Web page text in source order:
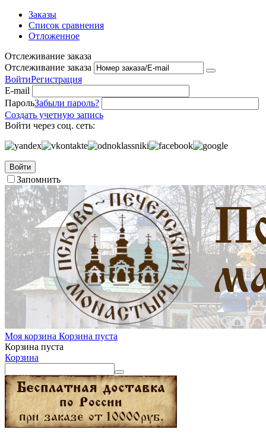
Заказы
Список сравнения
Отложенное
Отслеживание заказа
Отслеживание заказа
ВойтиРегистрация
E-mail
ПарольЗабыли пароль?
Создать учетную запись
Войти через соц. сеть:
Войти
Запомнить
Моя корзина Корзина пуста
Корзина пуста
Корзина